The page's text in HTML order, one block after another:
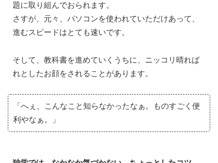
題に取り組んでおられます。
さすが、元々、パソコンを使われていただけあって、
進むスピードはとても速いです。
そして、教科書を進めていくうちに、ニッコリ晴れば
れとしたお顔をされることがあります。
「へぇ、こんなこと知らなかったなぁ。ものすごく便
利やなぁ。」